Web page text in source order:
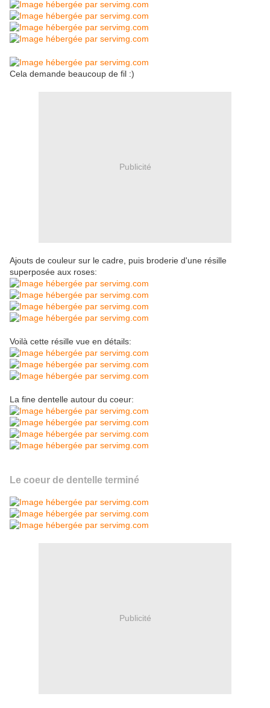
Cela demande beaucoup de fil :)
Publicité
Ajouts de couleur sur le cadre, puis broderie d'une résille
superposée aux roses:
Voilà cette résille vue en détails:
La fine dentelle autour du coeur:
Le coeur de dentelle terminé
Publicité